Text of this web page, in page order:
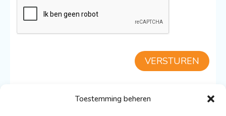
Toestemming beheren
VERSTUREN
TERUG NAAR DE TILVERA